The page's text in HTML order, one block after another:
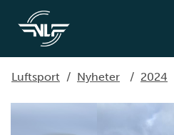
Luftsport / Nyheter / 2024